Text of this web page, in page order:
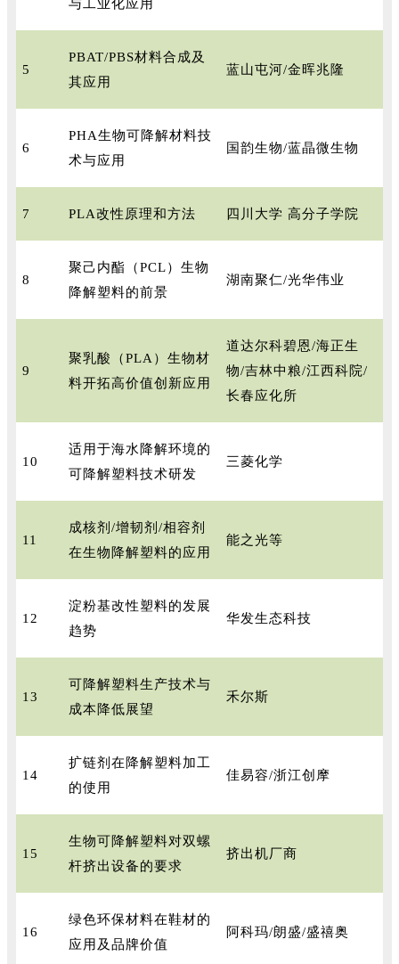
与工业化应用
5
PBAT/PBS材料合成及
其应用
蓝山屯河/金晖兆隆
6
PHA生物可降解材料技
术与应用
国韵生物/蓝晶微生物
7 PLA改性原理和方法 四川大学 高分子学院
8
聚己内酯（PCL）生物
降解塑料的前景
湖南聚仁/光华伟业
9
聚乳酸（PLA）生物材
料开拓高价值创新应用
道达尔科碧恩/海正生
物/吉林中粮/江西科院/
长春应化所
10
适用于海水降解环境的
可降解塑料技术研发
三菱化学
11
成核剂/增韧剂/相容剂
在生物降解塑料的应用
能之光等
12
淀粉基改性塑料的发展
趋势
华发生态科技
13
可降解塑料生产技术与
成本降低展望
禾尔斯
14
扩链剂在降解塑料加工
的使用
佳易容/浙江创摩
15
生物可降解塑料对双螺
杆挤出设备的要求
挤出机厂商
16
绿色环保材料在鞋材的
应用及品牌价值
阿科玛/朗盛/盛禧奥